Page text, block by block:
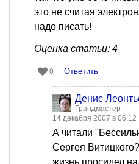
это не считая
надо писать!
Оценка статьи: 4
0 Ответить
Денис
Грандмастер
14 декабря 2007 в 06:12
А читали
Сергея